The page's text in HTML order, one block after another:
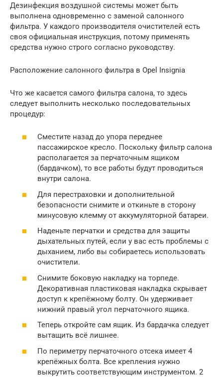
Дезинфекция воздушной системы может быть
выполнена одновременно с заменой салонного
фильтра. У каждого производителя очистителей есть
своя официальная инструкция, потому применять
средства нужно строго согласно руководству.
Расположение салонного фильтра в Opel Insignia
Что же касается самого фильтра салона, то здесь
следует выполнить несколько последовательных
процедур:
Сместите назад до упора переднее
пассажирское кресло. Поскольку фильтр салона
располагается за перчаточным ящиком
(бардачком), то все работы будут проводиться
внутри салона.
Для перестраховки и дополнительной
безопасности снимите и откиньте в сторону
минусовую клемму от аккумуляторной батареи.
Наденьте перчатки и средства для защиты
дыхательных путей, если у вас есть проблемы с
дыханием, либо вы собираетесь использовать
очистители.
Снимите боковую накладку на торпеде.
Декоративная пластиковая накладка скрывает
доступ к крепёжному болту. Он удерживает
нижний правый угол перчаточного ящика.
Теперь откройте сам ящик. Из бардачка следует
вытащить всё лишнее.
По периметру перчаточного отсека имеет 4
крепёжных болта. Все крепления нужно
выкрутить соответствующим инструментом. 2